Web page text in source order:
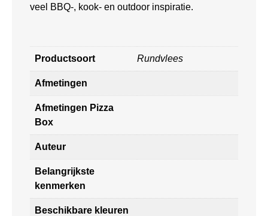
veel BBQ-, kook- en outdoor inspiratie.
Productsoort Rundvlees
Afmetingen
Afmetingen Pizza
Box
Auteur
Belangrijkste
kenmerken
Beschikbare kleuren